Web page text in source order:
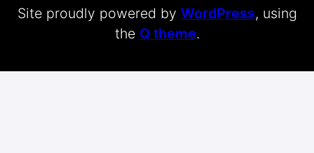
Site proudly powered by WordPress, using
the Q theme.